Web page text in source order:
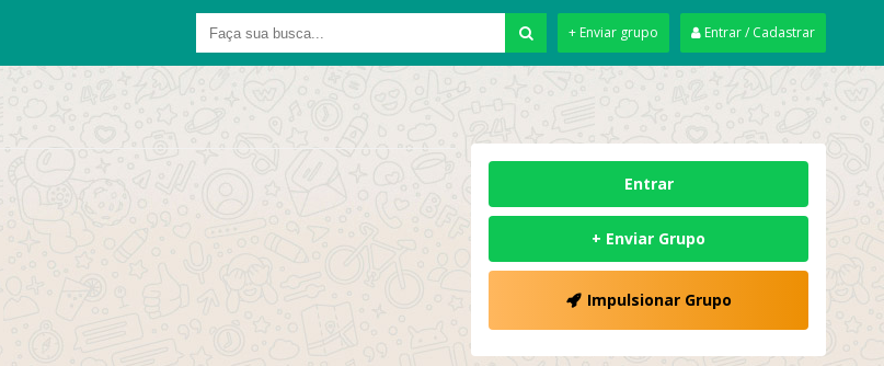
Entrar / Cadastrar
+ Enviar grupo
Entrar
+ Enviar Grupo
Impulsionar Grupo